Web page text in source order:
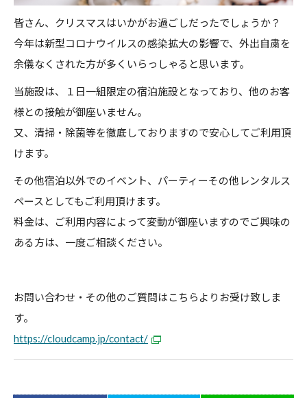
皆さん、クリスマスはいかがお過ごしだったでしょうか？
今年は新型コロナウイルスの感染拡大の影響で、外出自粛を
余儀なくされた方が多くいらっしゃると思います。
当施設は、１日一組限定の宿泊施設となっており、他のお客
様との接触が御座いません。
又、清掃・除菌等を徹底しておりますので安心してご利用頂
けます。
その他宿泊以外でのイベント、パーティーその他レンタルス
ペースとしてもご利用頂けます。
料金は、ご利用内容によって変動が御座いますのでご興味の
ある方は、一度ご相談ください。
お問い合わせ・その他のご質問はこちらよりお受け致しま
す。
https://cloudcamp.jp/contact/